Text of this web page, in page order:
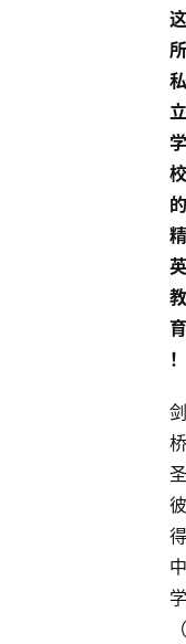
这
所
私
立
学
校
的
精
英
教
育
！
剑
桥
圣
彼
得
中
学
（